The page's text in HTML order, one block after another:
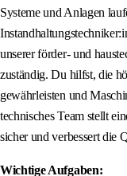
Systeme und Anlagen
unserer förder- und
zuständig. Du hilfst, die
gewährleisten und
technisches Team stellt
sicher und verbessert die
Wichtige Aufgaben: